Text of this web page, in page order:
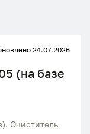
24.07.2026
(на базе
Очиститель